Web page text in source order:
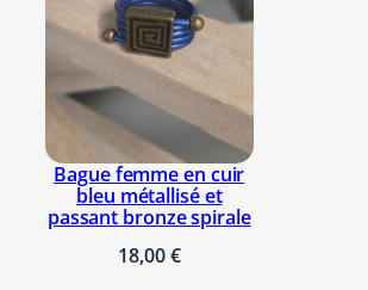
Bague femme en cuir
bleu métallisé et
passant bronze spirale
18,00€